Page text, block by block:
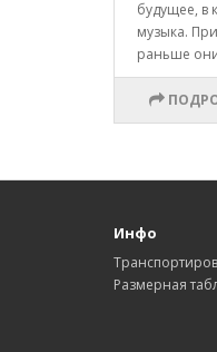
будущее, в
музыка.
раньше
Инфо
Размерная